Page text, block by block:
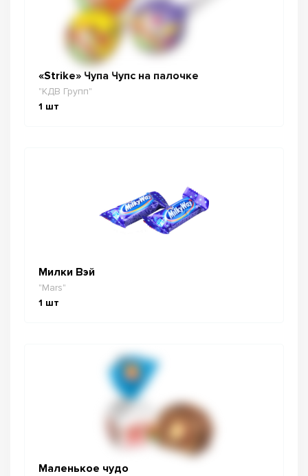
«Strike» Чупа Чупс на палочке
"КДВ Групп"
1 шт
Милки Вэй
"Mars"
1 шт
Маленькое чудо